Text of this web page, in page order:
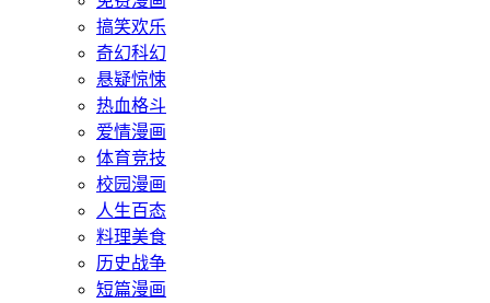
搞笑欢乐
奇幻科幻
悬疑惊悚
热血格斗
爱情漫画
体育竞技
校园漫画
人生百态
料理美食
历史战争
短篇漫画